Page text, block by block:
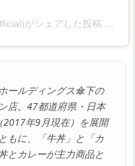
がシェアした投稿
ールディングス傘下の
店。47都道府県・日本
年9月現在）を展開
もに、「牛丼」と「カ
とカレーが主力商品と